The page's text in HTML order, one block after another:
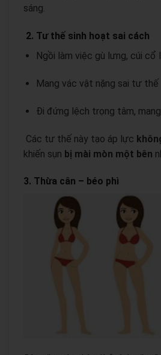
sáng.
2. Tư thế sinh hoạt sai cách
Ngồi làm việc gù lưng, cúi cổ
Mang vác vật nặng sai tư thế
Đi đứng lệch trọng tâm,
Các tư thế này tạo áp lực
khiến sụn bị mài mòn một bên
3. Thừa cân – béo phì